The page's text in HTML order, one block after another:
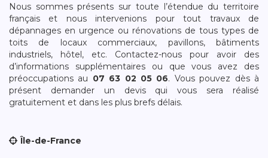
Nous sommes présents sur toute l’étendue du territoire
français et nous intervenions pour tout travaux de
dépannages en urgence ou rénovations de tous types de
toits de locaux commerciaux, pavillons, bâtiments
industriels, hôtel, etc. Contactez-nous pour avoir des
d’informations supplémentaires ou que vous avez des
préoccupations au 07 63 02 05 06. Vous pouvez dès à
présent demander un devis qui vous sera réalisé
gratuitement et dans les plus brefs délais.
Île-de-France